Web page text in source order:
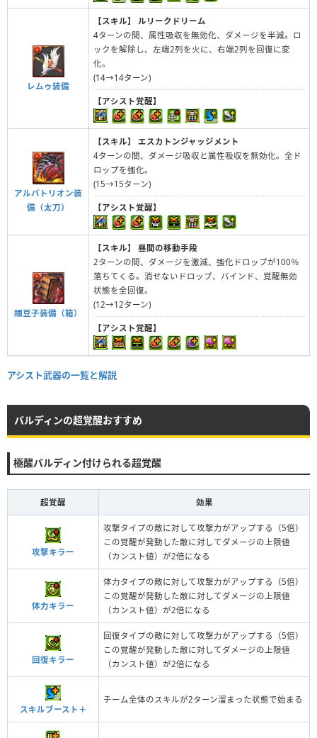
レムゥ装備
【スキル】
ルリークドリーム
4ターンの間、属性吸収を無効化、ダメージを半減。ロ
ックを解除し、左端2列を火に、右端2列を回復に変
化。
(14→14ターン)
【アシスト覚醒】
アルバトリオン装
備（太刀）
【スキル】
エスカトンジャッジメント
4ターンの間、ダメージ吸収と属性吸収を無効化。全ド
ロップを強化。
(15→15ターン)
【アシスト覚醒】
禰豆子装備（箱）
【スキル】
昼間の移動手段
2ターンの間、ダメージを激減、強化ドロップが100％
落ちてくる。消せないドロップ、バインド、覚醒無効
状態を全回復。
(12→12ターン)
【アシスト覚醒】
アシスト武器の一覧と解説
バルディンの超覚醒おすすめ
極醒バルディン付けられる超覚醒
超覚醒 効果
攻撃キラー
攻撃タイプの敵に対して攻撃力がアップする（5倍）
この覚醒が発動した敵に対してダメージの上限値
（カンスト値）が2倍になる
体力キラー
体力タイプの敵に対して攻撃力がアップする（5倍）
この覚醒が発動した敵に対してダメージの上限値
（カンスト値）が2倍になる
回復キラー
回復タイプの敵に対して攻撃力がアップする（5倍）
この覚醒が発動した敵に対してダメージの上限値
（カンスト値）が2倍になる
スキルブースト＋
チーム全体のスキルが2ターン溜まった状態で始まる